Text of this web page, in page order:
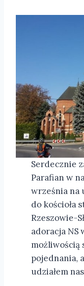
Serdecznie
Parafian w
września na
do kościoła
Rzeszowie-
adoracja NS
możliwością
pojednania,
udziałem